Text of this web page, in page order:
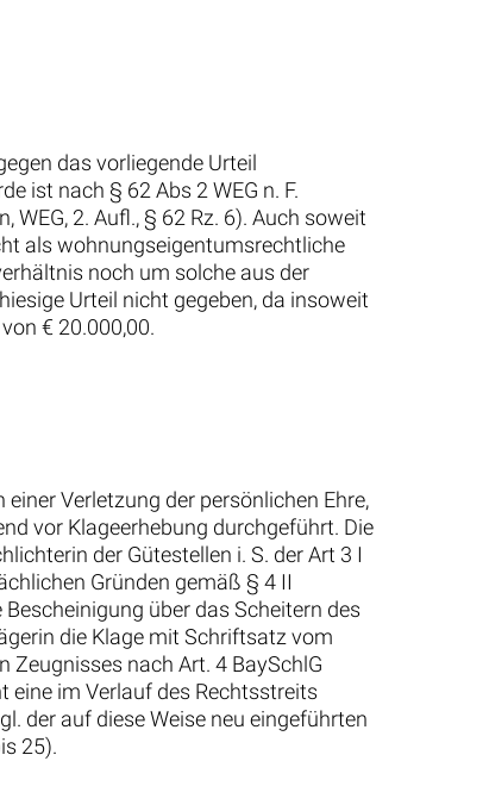
das vorliegende Urteil
ist nach § 62 Abs 2 WEG n. F.
2. Aufl., § 62 Rz. 6). Auch soweit
als wohnungseigentumsrechtliche
noch um solche aus der
Urteil nicht gegeben, da insoweit
€ 20.000,00.
Verletzung der persönlichen Ehre,
vor Klageerhebung durchgeführt. Die
der Gütestellen i. S. der Art 3 I
Gründen gemäß § 4 II
über das Scheitern des
die Klage mit Schriftsatz vom
Zeugnisses nach Art. 4 BaySchlG
eine im Verlauf des Rechtsstreits
der auf diese Weise neu eingeführten
25).